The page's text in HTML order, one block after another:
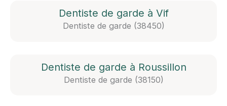
Dentiste de garde à Vif
Dentiste de garde (38450)
Dentiste de garde à Roussillon
Dentiste de garde (38150)